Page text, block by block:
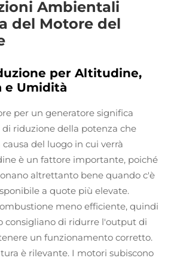
Ambientali
del Motore del
per Altitudine,
e Umidità
per un generatore significa
riduzione della potenza che
del luogo in cui verrà
è un fattore importante, poiché
altrettanto bene quando c'è
a quote più elevate.
meno efficiente, quindi
consigliano di ridurre l'output di
un funzionamento corretto.
è rilevante. I motori subiscono